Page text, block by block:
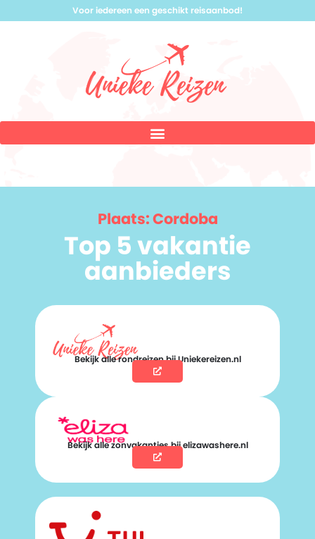
Voor iedereen een geschikt reisaanbod!
Plaats: Cordoba
Top 5 vakantie
aanbieders
Bekijk alle rondreizen bij Uniekereizen.nl
Bekijk alle zonvakanties bij elizawashere.nl